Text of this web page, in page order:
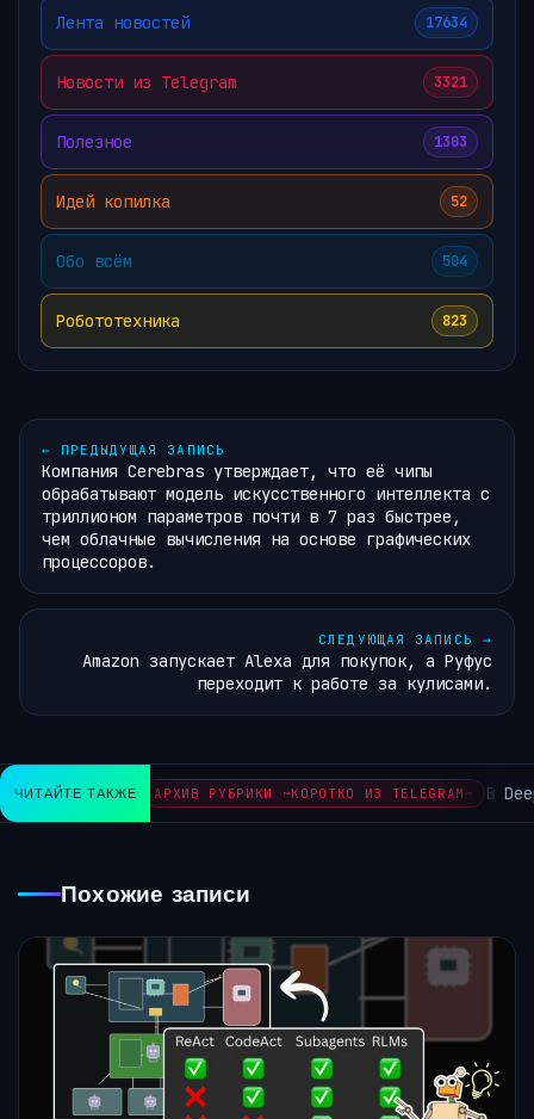
Лента новостей 17634
Новости из Telegram 3321
Полезное 1303
Идей копилка 52
Обо всём 504
Робототехника 823
← ПРЕДЫДУЩАЯ ЗАПИСЬ
Компания Cerebras утверждает, что её чипы
обрабатывают модель искусственного интеллекта с
триллионом параметров почти в 7 раз быстрее,
чем облачные вычисления на основе графических
процессоров.
СЛЕДУЮЩАЯ ЗАПИСЬ →
Amazon запускает Alexa для покупок, а Руфус
переходит к работе за кулисами.
ЧИТАЙТЕ ТАКЖЕ АРХИВ РУБРИКИ ~КОРОТКО ИЗ TELEGRAM~ В
Похожие записи